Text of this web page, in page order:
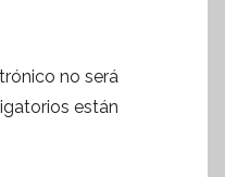
no será
están